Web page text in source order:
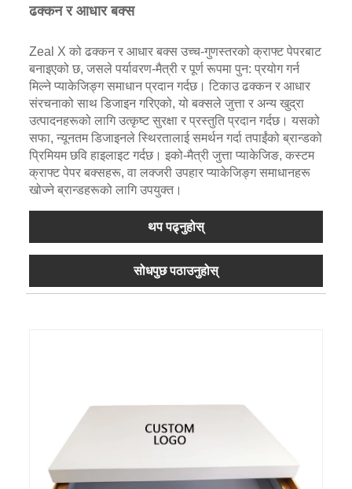
ढक्कन र आधार बक्स
Zeal X को ढक्कन र आधार बक्स उच्च-गुणस्तरको क्राफ्ट पेपरबाट
बनाइएको छ, जसले पर्यावरण-मैत्री र पूर्ण रूपमा पुन: प्रयोग गर्न
मिल्ने प्याकेजिङ्ग समाधान प्रदान गर्दछ। टिकाउ ढक्कन र आधार
संरचनाको साथ डिजाइन गरिएको, यो बक्सले जुत्ता र अन्य खुद्रा
उत्पादनहरूको लागि उत्कृष्ट सुरक्षा र प्रस्तुति प्रदान गर्दछ। यसको
सफा, न्यूनतम डिजाइनले स्थिरतालाई समर्थन गर्दा तपाईंको ब्रान्डको
प्रिमियम छवि हाइलाइट गर्दछ। इको-मैत्री जुत्ता प्याकेजिङ, कस्टम
क्राफ्ट पेपर बक्सहरू, वा लक्जरी उपहार प्याकेजिङ्ग समाधानहरू
खोज्ने ब्रान्डहरूको लागि उपयुक्त।
थप पढ्नुहोस्
सोधपुछ पठाउनुहोस्